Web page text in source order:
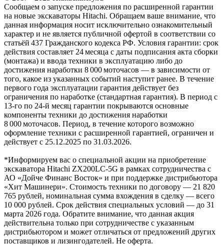
Сообщаем о запуске предложения по расширенной гарантии
на новые экскаваторы Hitachi. Обращаем ваше внимание, что
данная информация носит исключительно ознакомительный
характер и не является публичной офертой в соответствии со
статьёй 437 Гражданского кодекса РФ. Условия гарантии: срок
действия составляет 24 месяца с даты подписания акта сборки
(монтажа) и ввода техники в эксплуатацию либо до
достижения наработки 8 000 моточасов — в зависимости от
того, какое из указанных событий наступит ранее. В течение
первого года эксплуатации гарантия действует без
ограничения по наработке (стандартная гарантия). В период с
13‑го по 24‑й месяц гарантии покрываются основные
компоненты техники до достижения наработки
8 000 моточасов. Период, в течение которого возможно
оформление техники с расширенной гарантией, ограничен и
действует с 25.12.2025 по 31.03.2026.
*Информируем вас о специальной акции на приобретение
экскаватора Hitachi ZX200LC-5G в рамках сотрудничества с
АО «Дойче Финанс Восток» и при поддержке дистрибьютора
«Хит Машинери». Стоимость техники по договору — 21 820
765 рублей, номинальная сумма вхождения в сделку — всего
10 000 рублей. Срок действия специальных условий — до 31
марта 2026 года. Обратите внимание, что данная акция
действительна только при сотрудничестве с указанным
дистрибьютором и может отличаться от предложений других
поставщиков и лизингодателей. Не оферта.